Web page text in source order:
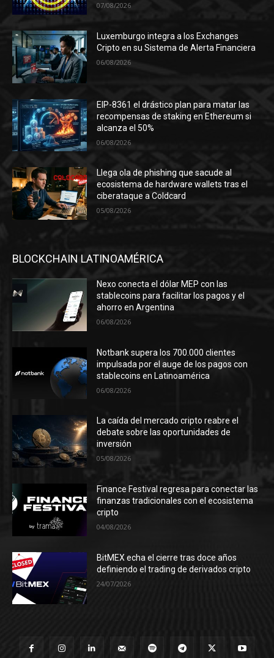
07/08/2026
Luxemburgo integra a los Exchanges
Cripto en su Sistema de Alerta Financiera
06/08/2026
EIP-8361 el drástico plan para matar las
recompensas de staking en Ethereum si
alcanza el 50%
06/08/2026
Llega ola de phishing que sacude al
ecosistema de hardware wallets tras el
ciberataque a Coldcard
05/08/2026
BLOCKCHAIN LATINOAMÉRICA
Nexo conecta el dólar MEP con las
stablecoins para facilitar los pagos y el
ahorro en Argentina
06/08/2026
Notbank supera los 700.000 clientes
impulsada por el auge de los pagos con
stablecoins en Latinoamérica
06/08/2026
La caída del mercado cripto reabre el
debate sobre las oportunidades de
inversión
05/08/2026
Finance Festival regresa para conectar las
finanzas tradicionales con el ecosistema
cripto
04/08/2026
BitMEX echa el cierre tras doce años
definiendo el trading de derivados cripto
24/07/2026